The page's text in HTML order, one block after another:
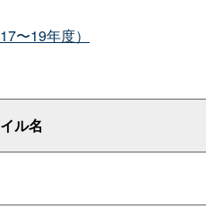
〜19年度）
ル名